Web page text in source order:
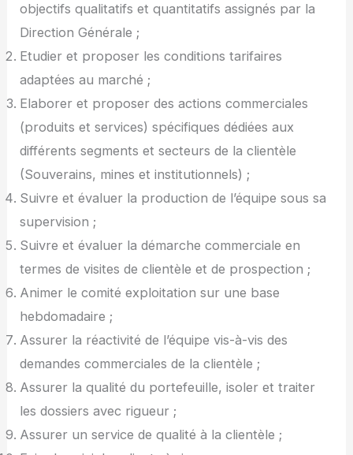
objectifs qualitatifs et quantitatifs assignés par la
Direction Générale ;
Etudier et proposer les conditions tarifaires
adaptées au marché ;
Elaborer et proposer des actions commerciales
(produits et services) spécifiques dédiées aux
différents segments et secteurs de la clientèle
(Souverains, mines et institutionnels) ;
Suivre et évaluer la production de l’équipe sous sa
supervision ;
Suivre et évaluer la démarche commerciale en
termes de visites de clientèle et de prospection ;
Animer le comité exploitation sur une base
hebdomadaire ;
Assurer la réactivité de l’équipe vis-à-vis des
demandes commerciales de la clientèle ;
Assurer la qualité du portefeuille, isoler et traiter
les dossiers avec rigueur ;
Assurer un service de qualité à la clientèle ;